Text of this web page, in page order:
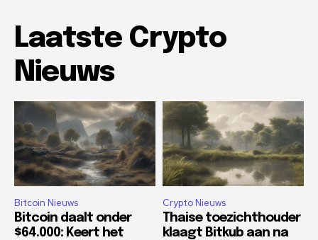
Laatste Crypto
Nieuws
Bitcoin Nieuws
Bitcoin daalt onder
$64.000: Keert het
Crypto Nieuws
Thaise toezichthouder
klaagt Bitkub aan na